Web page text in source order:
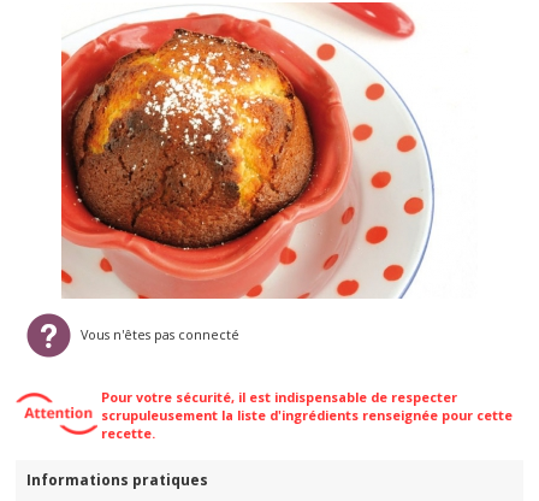
Vous n'êtes pas connecté
Pour votre sécurité, il est indispensable de respecter
scrupuleusement la liste d'ingrédients renseignée pour cette
recette.
Informations pratiques